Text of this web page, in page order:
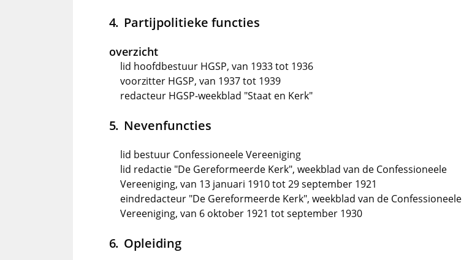
Partijpolitieke functies
overzicht
lid hoofdbestuur HGSP, van 1933 tot 1936
voorzitter HGSP, van 1937 tot 1939
redacteur HGSP-weekblad "Staat en Kerk"
Nevenfuncties
lid bestuur Confessioneele Vereeniging
lid redactie "De Gereformeerde Kerk", weekblad van de Confessioneele
Vereeniging, van 13 januari 1910 tot 29 september 1921
eindredacteur "De Gereformeerde Kerk", weekblad van de Confessioneele
Vereeniging, van 6 oktober 1921 tot september 1930
Opleiding